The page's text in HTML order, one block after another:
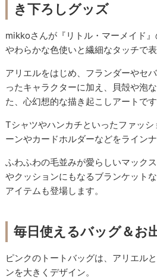
き下ろしグッズ
mikkoさんが『リトル・マーメイド』
やわらかな色使いと繊細なタッチで表
アリエルをはじめ、フランダーやセ
ったキャラクターに加え、貝殻や泡
た、心幻想的な描き起こしアートです
Tシャツやハンカチといったファッ
ーンやカードホルダーなどをラインナ
ふわふわの毛並みが愛らしいマック
やクッションにもなるブランケット
アイテムも登場します。
毎日使えるバッグ＆お
ピンクのトートバッグは、アリエル
ンを大きくデザイン。